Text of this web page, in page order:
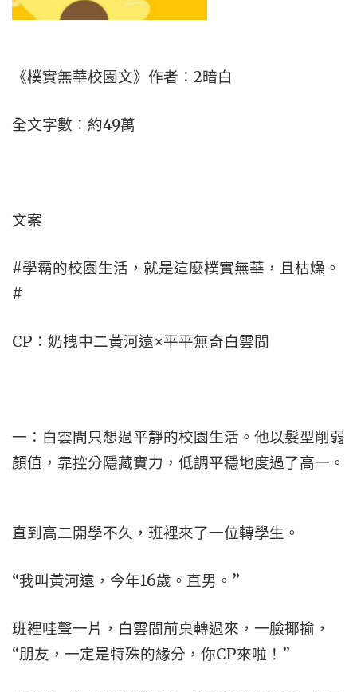
《樸實無華校園文》作者：2暗白
全文字數：約49萬
文案
#學霸的校園生活，就是這麼樸實無華，且枯燥。
#
CP：奶拽中二黃河遠×平平無奇白雲間
一：白雲間只想過平靜的校園生活。他以髮型削弱
顏值，靠控分隱藏實力，低調平穩地度過了高一。
直到高二開學不久，班裡來了一位轉學生。
“我叫黃河遠，今年16歲。直男。”
班裡哇聲一片，白雲間前桌轉過來，一臉揶揄，
“朋友，一定是特殊的緣分，你CP來啦！”